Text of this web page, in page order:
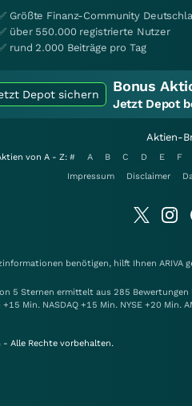
Größte Finanz-Community
über 550.000 registrierte Nutzer
rund 2.000 Beiträge pro Tag
Depot sichern Bonus
Jetzt Depot
Aktien-
von A - Z: # A B C D E F
Impressum
Disclaimer
benötigen, hilft Ihnen ARIVA
5 Sternen ermittelt aus 285
Min. NASDAQ +15 Min. NYSE +20 Min.
Alle Rechte vorbehalten.